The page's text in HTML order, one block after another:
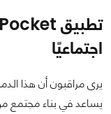
اجتماعيًا
يرى مراقبون أن هذا
يساعد في بناء مجتمع